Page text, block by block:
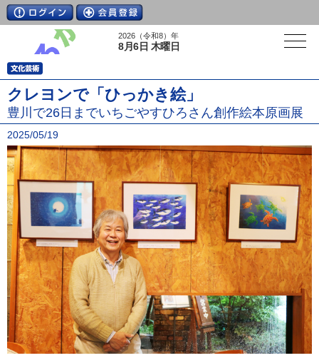
2026（令和8）年
8月6日 木曜日
クレヨンで「ひっかき絵」
豊川で26日までいちごやすひろさん創作絵本原画展
2025/05/19